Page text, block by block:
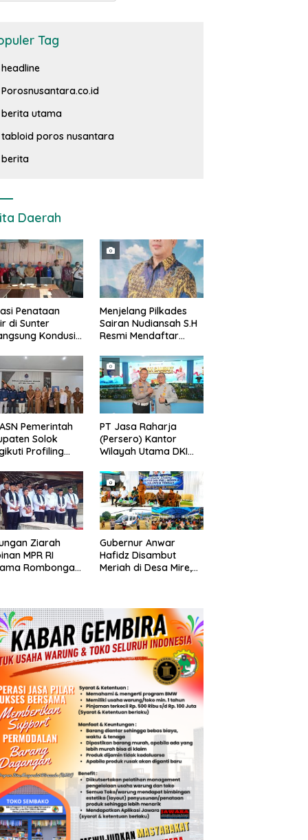
Tag
headline
Porosnusantara.co.id
berita utama
tabloid poros nusantara
berita
Daerah
Penataan
di Sunter
Kondusif,
Kajian Ulang
Menjelang Pilkades
Sairan Nudiansah S.H
Resmi Mendaftar
Periode 2026/
Pemerintah
Solok
Profiling
PT Jasa Raharja
(Persero) Kantor
Wilayah Utama DKI
Sambut Direktur Lalu
Lintas Polda Metro
Jaya
Ziarah
MPR RI
Rombongan
Gubernur Anwar
Hafidz Disambut
Meriah di Desa Mire,